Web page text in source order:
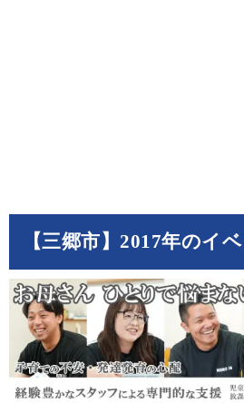
【三郷市】2017年のイ